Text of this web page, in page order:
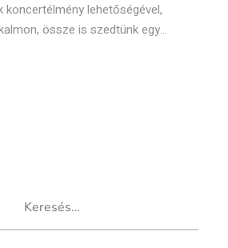
koncertélmény lehetőségével,
össze is szedtünk egy...